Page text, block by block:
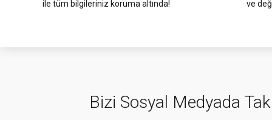
ile tüm bilgileriniz koruma altında!
ve
Bizi Sosyal Medyada